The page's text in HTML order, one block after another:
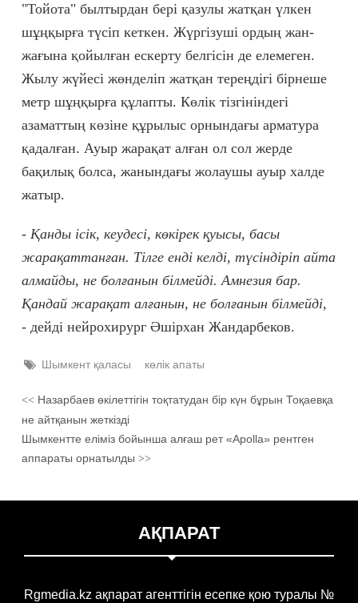
"Тойота" былтырдан бері қазулы жатқан үлкен
шұңқырға түсіп кеткен. Жүргізуші ордың жан-
жағына қойылған ескерту белгісін де елемеген.
Жылу жүйесі жөнделіп жатқан тереңдігі бірнеше
метр шұңқырға құлапты. Көлік тізгініндегі
азаматтың көзіне құрылыс орнындағы арматура
қадалған. Ауыр жарақат алған ол сол жерде
бақилық болса, жанындағы жолаушы ауыр халде
жатыр.
- Қанды ісік, кеудесі, көкірек қуысы, басы
жарақаттанған. Тілге енді келді, түсіндіріп айта
алмайды, не болғанын білмейді. Амнезия бар.
Қандай жарақат алғанын, не болғанын білмейді,
-дейді нейрохирург Әшірхан Жандарбеков.
Шымкент қаласы көлік апаты
<<Назарбаев өкілеттігін тоқтатудан бір күн бұрын Тоқаевқа
не айтқанын жеткізді
Шымкентте еліміз бойынша алғаш рет «Apolla» рентген
аппараты орнатылды >>
АҚПАРАТ
Rgmedia.kz ақпарат агенттігін есепке қою туралы №